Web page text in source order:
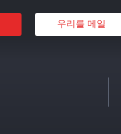
우리를 메일